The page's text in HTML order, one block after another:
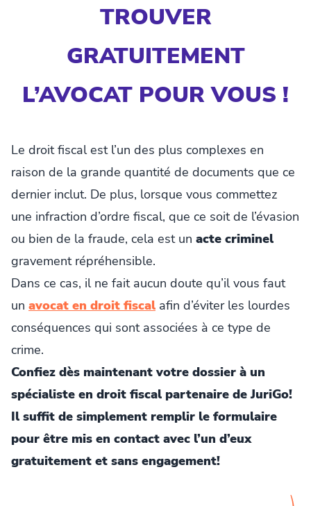
TROUVER
GRATUITEMENT
L’AVOCAT POUR VOUS !
Le droit fiscal est l’un des plus complexes en
raison de la grande quantité de documents que ce
dernier inclut. De plus, lorsque vous commettez
une infraction d’ordre fiscal, que ce soit de l’évasion
ou bien de la fraude, cela est un acte criminel
gravement répréhensible.
Dans ce cas, il ne fait aucun doute qu’il vous faut
un avocat en droit fiscal afin d’éviter les lourdes
conséquences qui sont associées à ce type de
crime.
Confiez dès maintenant votre dossier à un
spécialiste en droit fiscal partenaire de JuriGo!
Il suffit de simplement remplir le formulaire
pour être mis en contact avec l’un d’eux
gratuitement et sans engagement!